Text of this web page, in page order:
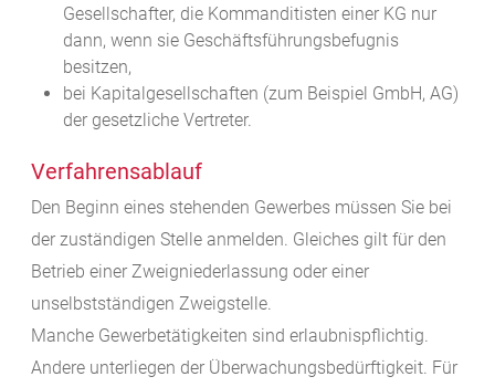
Gesellschafter, die Kommanditisten einer KG nur
dann, wenn sie Geschäftsführungsbefugnis
besitzen,
bei Kapitalgesellschaften (zum Beispiel GmbH, AG)
der gesetzliche Vertreter.
Verfahrensablauf
Den Beginn eines stehenden Gewerbes müssen Sie bei
der zuständigen Stelle anmelden. Gleiches gilt für den
Betrieb einer Zweigniederlassung oder einer
unselbstständigen Zweigstelle.
Manche Gewerbetätigkeiten sind erlaubnispflichtig.
Andere unterliegen der Überwachungsbedürftigkeit. Für